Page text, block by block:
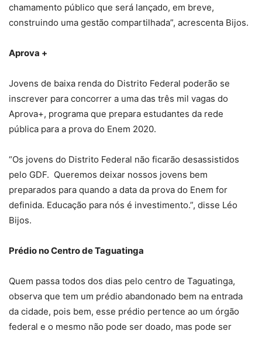
chamamento público que será lançado, em breve,
construindo uma gestão compartilhada”, acrescenta Bijos.
Aprova +
Jovens de baixa renda do Distrito Federal poderão se
inscrever para concorrer a uma das três mil vagas do
Aprova+, programa que prepara estudantes da rede
pública para a prova do Enem 2020.
“Os jovens do Distrito Federal não ficarão desassistidos
pelo GDF. Queremos deixar nossos jovens bem
preparados para quando a data da prova do Enem for
definida. Educação para nós é investimento.”, disse Léo
Bijos.
Prédio no Centro de Taguatinga
Quem passa todos dos dias pelo centro de Taguatinga,
observa que tem um prédio abandonado bem na entrada
da cidade, pois bem, esse prédio pertence ao um órgão
federal e o mesmo não pode ser doado, mas pode ser